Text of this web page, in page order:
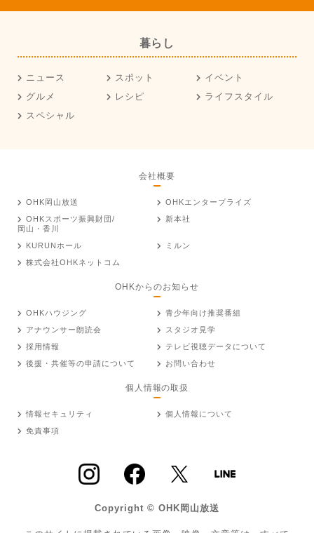
暮らし
ニュース スポット
イベント
グルメ
レシピ
ライフスタイル
スペシャル
会社概要
OHK岡山放送
OHKエンタープライズ
OHKスポーツ振興財団/
岡山・香川
新本社
KURUNホール
ミルン
株式会社OHKネットコム
OHKからのお知らせ
OHKハウジング
青少年向け推奨番組
アナウンサー朗読会
スタジオ見学
採用情報
テレビ視聴データについて
後援・共催等の申請について
お問い合わせ
個人情報の取扱
情報セキュリティ
個人情報について
免責事項
Copyright © OHK岡山放送